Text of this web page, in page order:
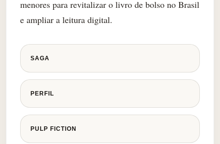
menores para revitalizar o livro de bolso no Brasil
e ampliar a leitura digital.
SAGA
PERFIL
PULP FICTION